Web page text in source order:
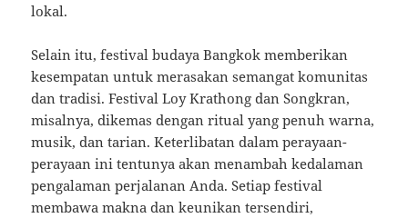
lokal.
Selain itu, festival budaya Bangkok memberikan
kesempatan untuk merasakan semangat komunitas
dan tradisi. Festival Loy Krathong dan Songkran,
misalnya, dikemas dengan ritual yang penuh warna,
musik, dan tarian. Keterlibatan dalam perayaan-
perayaan ini tentunya akan menambah kedalaman
pengalaman perjalanan Anda. Setiap festival
membawa makna dan keunikan tersendiri,